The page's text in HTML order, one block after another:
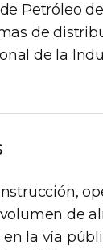
Petróleo
de
de la
de
la vía